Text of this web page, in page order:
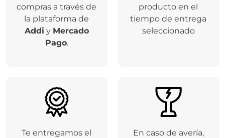
compras a través de
la plataforma de
Addi y Mercado
Pago.
producto en el
tiempo de entrega
seleccionado
Te entregamos el
En caso de avería,